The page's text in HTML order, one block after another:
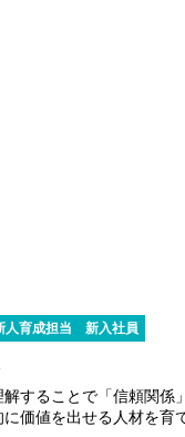
人育成担当 新入社員
することで「信頼関係
価値を出せる人材を育